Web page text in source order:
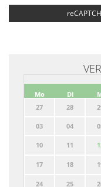
Mo
Di
27
28
03 04
10 11
17 18
24 25